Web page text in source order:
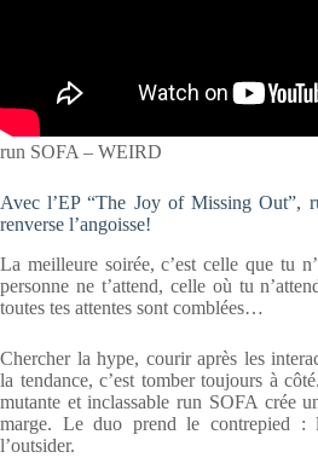
run SOFA – WEIRD
Avec l’EP “The Joy of Missing Out”,
renverse l’angoisse!
La meilleure soirée, c’est celle que tu
personne ne t’attend, celle où tu
toutes tes attentes sont comblées…
Chercher la hype, courir après les
la tendance, c’est tomber toujours à
mutante et inclassable run SOFA crée
marge. Le duo prend le contrepied :
l’outsider.